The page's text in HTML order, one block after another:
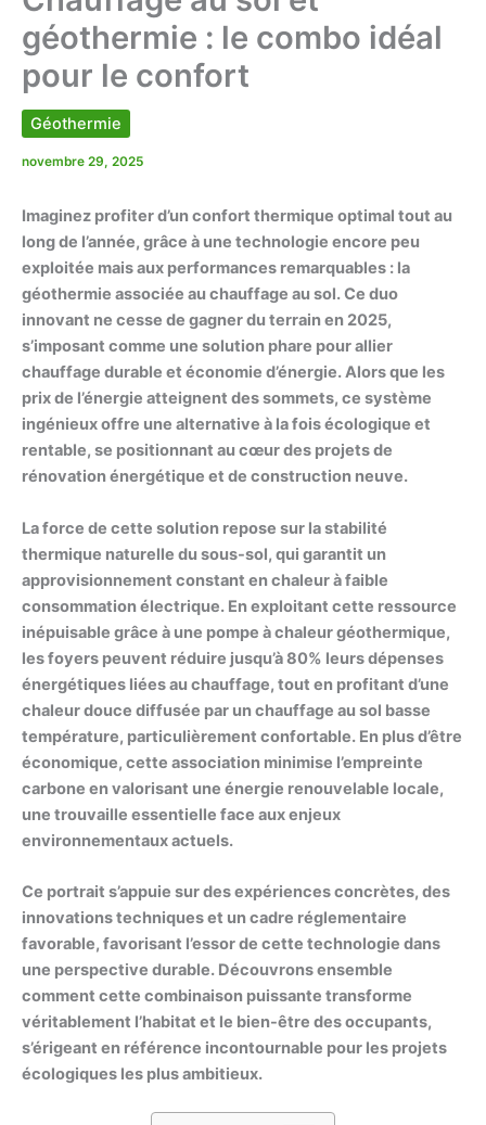
géothermie : le combo idéal
pour le confort
Géothermie
novembre 29, 2025
Imaginez profiter d’un confort thermique optimal tout au
long de l’année, grâce à une technologie encore peu
exploitée mais aux performances remarquables : la
géothermie associée au chauffage au sol. Ce duo
innovant ne cesse de gagner du terrain en 2025,
s’imposant comme une solution phare pour allier
chauffage durable et économie d’énergie. Alors que les
prix de l’énergie atteignent des sommets, ce système
ingénieux offre une alternative à la fois écologique et
rentable, se positionnant au cœur des projets de
rénovation énergétique et de construction neuve.
La force de cette solution repose sur la stabilité
thermique naturelle du sous-sol, qui garantit un
approvisionnement constant en chaleur à faible
consommation électrique. En exploitant cette ressource
inépuisable grâce à une pompe à chaleur géothermique,
les foyers peuvent réduire jusqu’à 80% leurs dépenses
énergétiques liées au chauffage, tout en profitant d’une
chaleur douce diffusée par unchauffage au sol basse
température, particulièrement confortable. En plus d’être
économique, cette association minimise l’empreinte
carbone en valorisant une énergie renouvelable locale,
une trouvaille essentielle face aux enjeux
environnementaux actuels.
Ce portrait s’appuie sur des expériences concrètes, des
innovations techniques et un cadre réglementaire
favorable, favorisant l’essor de cette technologie dans
une perspective durable. Découvrons ensemble
comment cette combinaison puissante transforme
véritablement l’habitat et le bien-être des occupants,
s’érigeant en référence incontournable pour les projets
écologiques les plus ambitieux.